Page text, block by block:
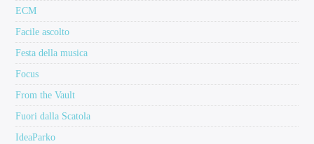
ECM
Facile ascolto
Festa della musica
Focus
From the Vault
Fuori dalla Scatola
IdeaParko